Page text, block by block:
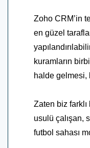
Zoho CRM’in
en güzel
kuramların
halde gelmesi,
Zaten biz
usulü çalışan,
futbol sahası